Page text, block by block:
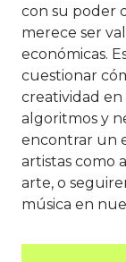
con su poder
merece ser
económicas.
cuestionar
creatividad
algoritmos y
encontrar un
artistas como
arte, o
música en